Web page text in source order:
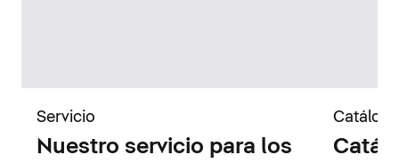
Servicio
Nuestro servicio para los